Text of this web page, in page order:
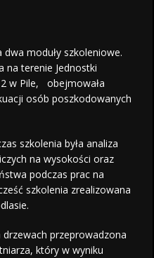
dwa moduły szkoleniowe.
terenie Jednostki
w Pile, obejmowała
osób poszkodowanych
szkolenia była analiza
na wysokości oraz
podczas prac na
szkolenia zrealizowana
przeprowadzona
który w wyniku